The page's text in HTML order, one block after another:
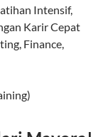
Intensif,
Karir Cepat
Finance,